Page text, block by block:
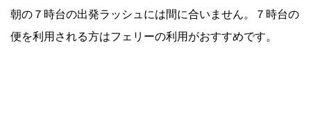
朝の７時台の出発ラッシュには間に合いません。７時台の
便を利用される方はフェリーの利用がおすすめです。